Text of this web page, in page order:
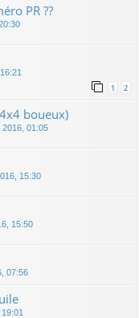
PR ??
1 2
boueux)
2016, 01:05
15:30
15:50
07:56